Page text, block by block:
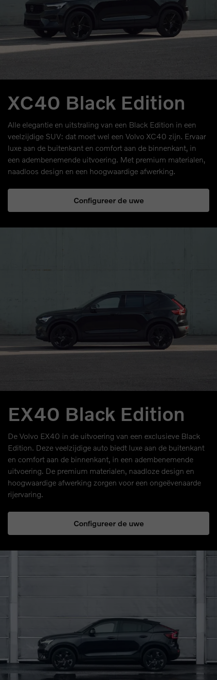
XC40 Black Edition
Alle elegantie en uitstraling van een Black Edition in een
veelzijdige SUV: dat moet wel een Volvo XC40 zijn. Ervaar
luxe aan de buitenkant en comfort aan de binnenkant, in
een adembenemende uitvoering. Met premium materialen,
naadloos design en een hoogwaardige afwerking.
Configureer de uwe
EX40 Black Edition
De Volvo EX40 in de uitvoering van een exclusieve Black
Edition. Deze veelzijdige auto biedt luxe aan de buitenkant
en comfort aan de binnenkant, in een adembenemende
uitvoering. De premium materialen, naadloze design en
hoogwaardige afwerking zorgen voor een ongeëvenaarde
rijervaring.
Configureer de uwe